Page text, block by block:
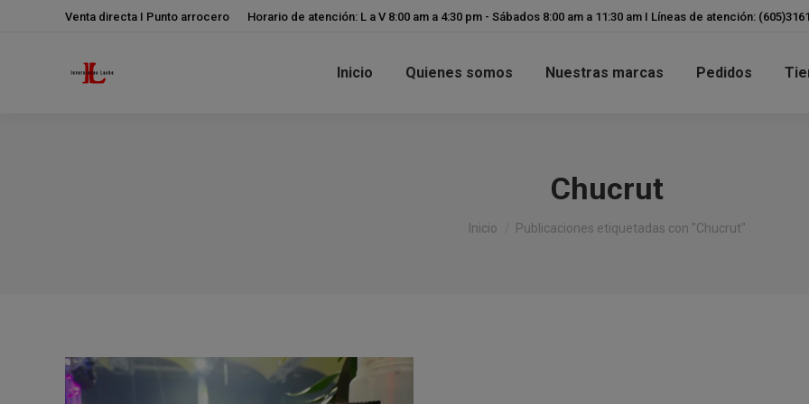
Venta directa I Punto arrocero Horario de atención: L a V 8:00 am a 4:30 pm - Sábados 8:00 am a 11:30 am I Líneas de atención:
Inicio Quienes somos Nuestras marcas Pedidos
Chucrut
Estás aquí:
Inicio Publicaciones etiquetadas con "Chucrut"
modal-check